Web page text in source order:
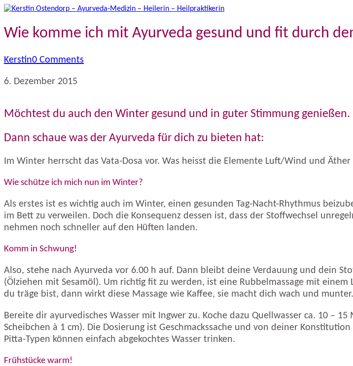
Wie komme ich mit Ayurveda gesund und fit durch
Kerstin0 Comments
6. Dezember 2015
Möchtest du auch den Winter gesund und in guter Stimmung genießen.
Dann schaue was der Ayurveda für dich zu bieten hat:
Im Winter herrscht das Vata-Dosa vor. Was heisst die Elemente Luft/Wind und
Wie schütze ich mich nun im Winter?
Als erstes ist es wichtig auch im Winter, einen gesunden Tag-Nacht-Rhythmus
im Bett zu verweilen. Doch die Konsequenz dessen ist, dass der Stoffwechsel
nehmen noch schneller auf den Hüften landen.
Komm in Schwung!
Also, stehe nach Ayurveda vor 6.00 h auf. Dann bleibt deine Verdauung und dein
(Ölziehen mit Sesamöl). Um richtig fit zu werden, ist eine Rubbelmassage mit
du träge bist, dann wirkt diese Massage wie Kaffee, sie macht dich wach und munter.
Bereite dir ayurvedisches Wasser mit Ingwer zu. Koche dazu Quellwasser ca. 10 –
Scheibchen à 1 cm). Die Dosierung ist Geschmackssache und von deiner
Pitta-Typen können einfach abgekochtes Wasser trinken.
Frühstücke warm!